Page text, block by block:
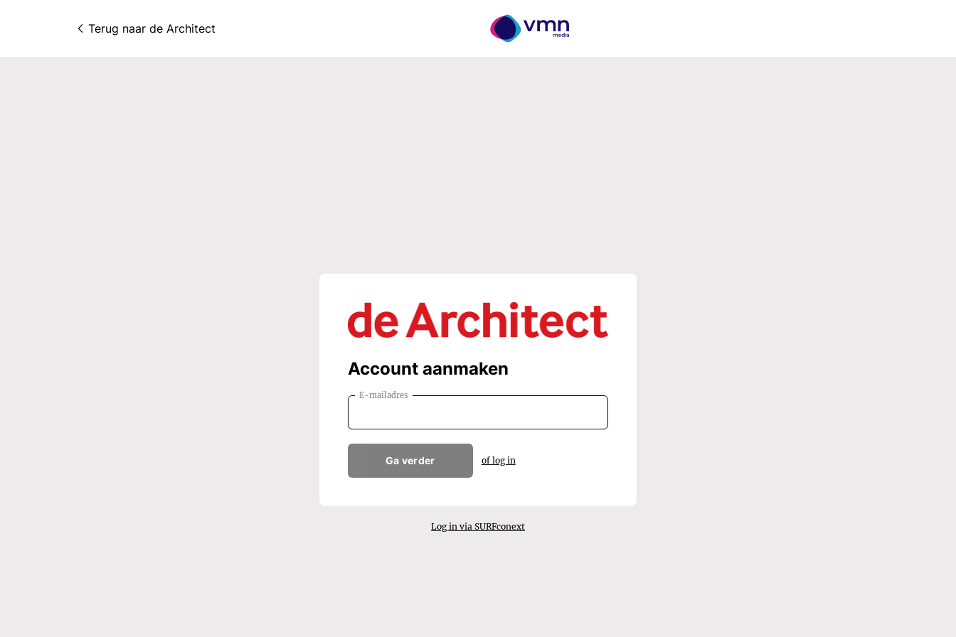
Terug naar de Architect
Account aanmaken
E-mailadres
Ga verder of log in
Log in via SURFconext